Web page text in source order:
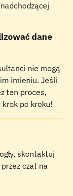
dane
nie mogą
imieniu. Jeśli
ten proces,
po kroku!
skontaktuj
przez czat na